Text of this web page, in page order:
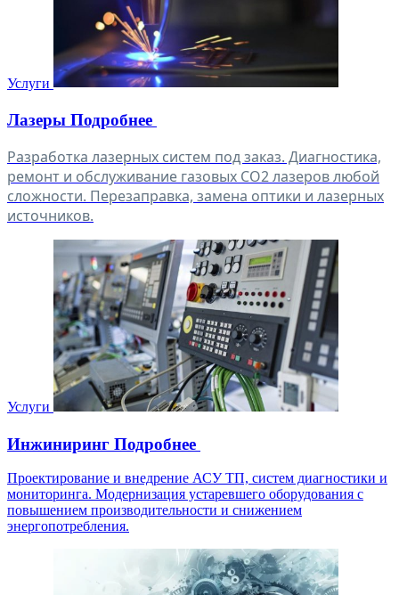
Услуги
Лазеры Подробнее
Разработка лазерных систем под заказ. Диагностика,
ремонт и обслуживание газовых СО2 лазеров любой
сложности. Перезаправка, замена оптики и лазерных
источников.
Услуги
Инжиниринг Подробнее
Проектирование и внедрение АСУ ТП, систем диагностики и
мониторинга. Модернизация устаревшего оборудования с
повышением производительности и снижением
энергопотребления.